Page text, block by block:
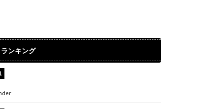
ランキング